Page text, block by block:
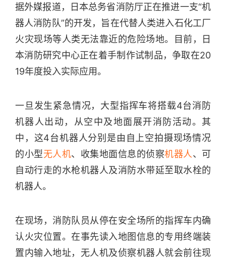
据外媒报道，日本总务省消防厅正在推进一支“机
器人消防队”的开发，旨在代替人类进入石化工厂
火灾现场等人类无法靠近的危险场地。目前，日
本消防研究中心正在着手制作试制品，争取在20
19年度投入实际应用。
一旦发生紧急情况，大型指挥车将搭载4台消防
机器人出动，从空中及地面展开消防活动。其
中，这4台机器人分别是由自上空拍摄现场情况
的小型无人机、收集地面信息的侦察机器人、可
自动行走的水枪机器人及消防水带延至取水栓的
机器人。
在现场，消防队员从停在安全场所的指挥车内确
认火灾位置。在事先读入地图信息的专用终端装
置内输入地址，无人机及侦察机器人就会前往现